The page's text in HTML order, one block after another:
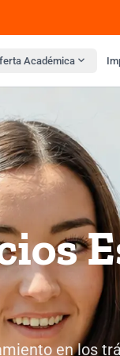
Académica expand_more
en los